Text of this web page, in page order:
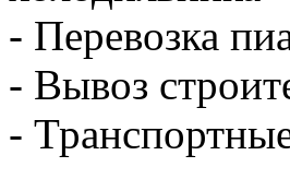
- Перевозка
- Вывоз
-